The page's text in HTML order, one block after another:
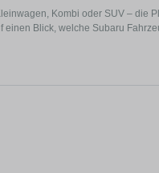
Kombi oder SUV – die
Blick, welche Subaru